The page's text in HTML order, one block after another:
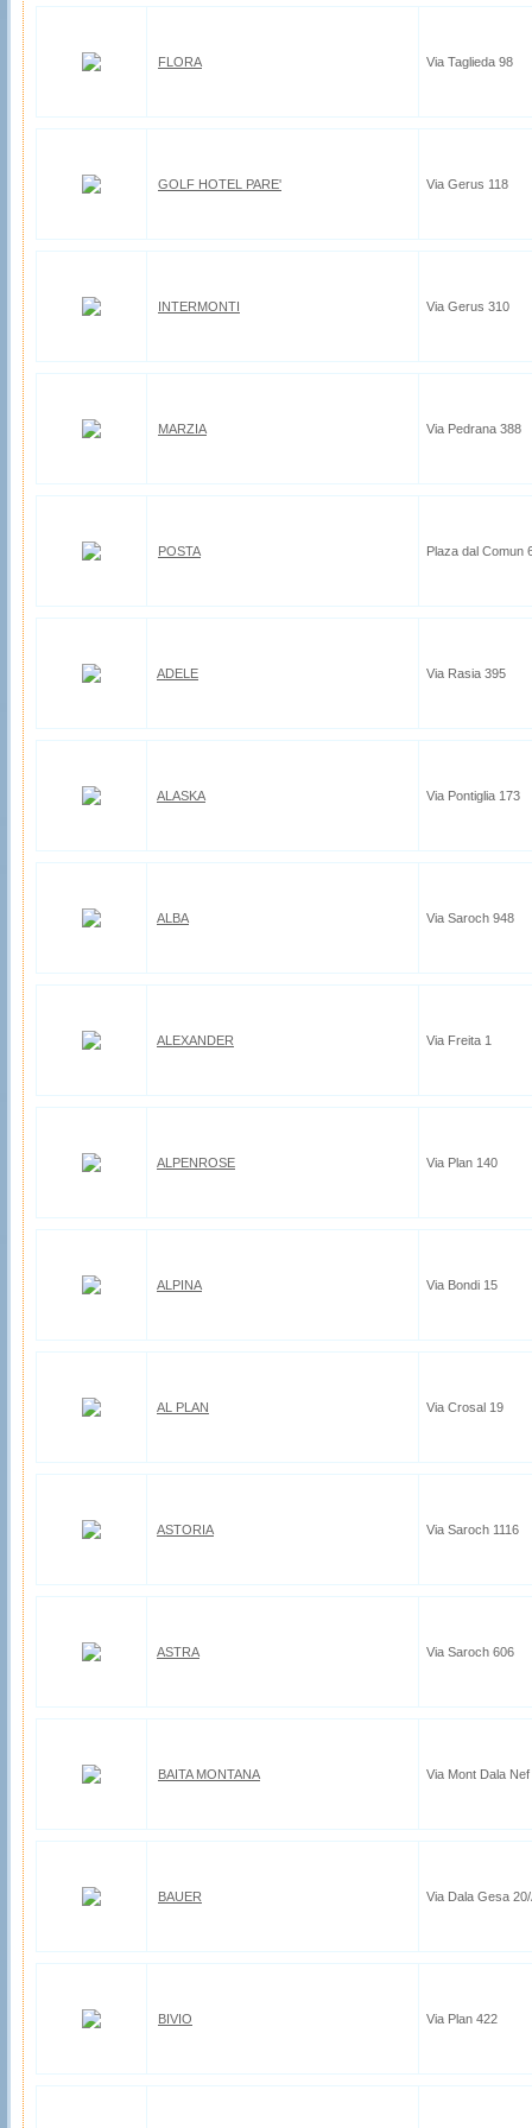
FLORA Via Taglieda 98
GOLF HOTEL PARE' Via Gerus 118
INTERMONTI Via Gerus 310
MARZIA Via Pedrana 388
POSTA Plaza dal Comun
ADELE Via Rasia 395
ALASKA Via Pontiglia 173
ALBA Via Saroch 948
ALEXANDER Via Freita 1
ALPENROSE Via Plan 140
ALPINA Via Bondi 15
AL PLAN Via Crosal 19
ASTORIA Via Saroch 1116
ASTRA Via Saroch 606
BAITA MONTANA Via Mont Dala Nef
BAUER Via Dala Gesa
BIVIO Via Plan 422